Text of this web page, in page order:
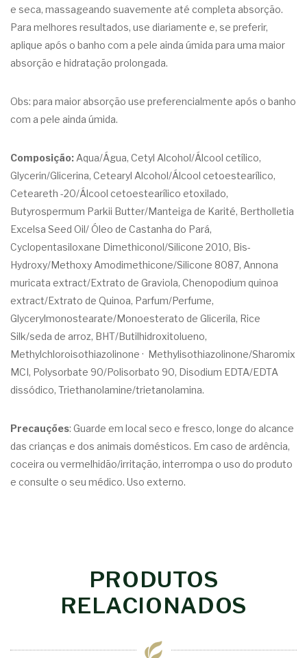
e seca, massageando suavemente até completa absorção.
Para melhores resultados, use diariamente e, se preferir,
aplique após o banho com a pele ainda úmida para uma maior
absorção e hidratação prolongada.
Obs: para maior absorção use preferencialmente após o banho
com a pele ainda úmida.
Composição: Aqua/Água, Cetyl Alcohol/Álcool cetílico,
Glycerin/Glicerina, Cetearyl Alcohol/Álcool cetoestearílico,
Ceteareth -20/Álcool cetoestearílico etoxilado,
Butyrospermum Parkii Butter/Manteiga de Karité, Bertholletia
Excelsa Seed Oil/ Óleo de Castanha do Pará,
Cyclopentasiloxane Dimethiconol/Silicone 2010, Bis-
Hydroxy/Methoxy Amodimethicone/Silicone 8087, Annona
muricata extract/Extrato de Graviola, Chenopodium quinoa
extract/Extrato de Quinoa, Parfum/Perfume,
Glycerylmonostearate/Monoesterato de Glicerila, Rice
Silk/seda de arroz, BHT/Butilhidroxitolueno,
Methylchloroisothiazolinone · Methylisothiazolinone/Sharomix
MCI, Polysorbate 90/Polisorbato 90, Disodium EDTA/EDTA
dissódico, Triethanolamine/trietanolamina.
Precauções: Guarde em local seco e fresco, longe do alcance
das crianças e dos animais domésticos. Em caso de ardência,
coceira ou vermelhidão/irritação, interrompa o uso do produto
e consulte o seu médico. Uso externo.
PRODUTOS
RELACIONADOS